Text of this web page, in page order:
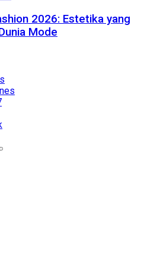
2026: Estetika yang
Mode